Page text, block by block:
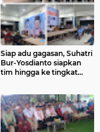
Siap adu gagasan, Suhatri
Bur-Yosdianto siapkan
tim hingga ke tingkat